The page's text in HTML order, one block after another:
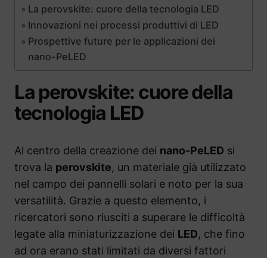
La perovskite: cuore della tecnologia LED
Innovazioni nei processi produttivi di LED
Prospettive future per le applicazioni dei
nano-PeLED
La perovskite: cuore della
tecnologia LED
Al centro della creazione dei nano-PeLED si
trova la perovskite, un materiale già utilizzato
nel campo dei pannelli solari e noto per la sua
versatilità. Grazie a questo elemento, i
ricercatori sono riusciti a superare le difficoltà
legate alla miniaturizzazione dei LED, che fino
ad ora erano stati limitati da diversi fattori